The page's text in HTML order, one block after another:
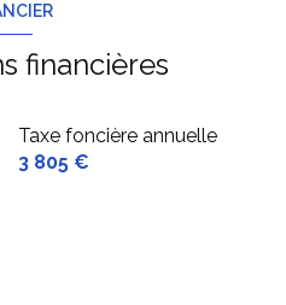
vue Dégagée campagne
financières
Taxe foncière annuelle
3 805 €